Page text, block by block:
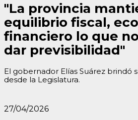
"La provincia
equilibrio fiscal,
financiero lo que
dar previsibilidad"
El gobernador Elías Suárez brindó
desde la Legislatura.
27/04/2026